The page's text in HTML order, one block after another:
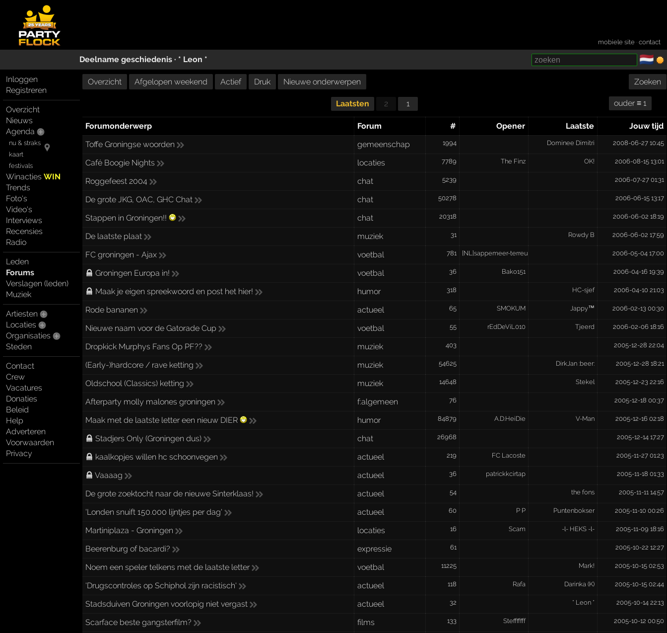
mobiele site ·contact
Deelname geschiedenis · * Leon * 🇳🇱
Inloggen
Registreren
Overzicht
Nieuws
Agenda
nu & straks
kaart
festivals
WinactiesWIN
Trends
Foto's
Video's
Interviews
Recensies
Radio
Leden
Forums
Verslagen (leden)
Muziek
Artiesten
Locaties
Organisaties
Steden
Contact
Crew
Vacatures
Donaties
Beleid
Help
Adverteren
Voorwaarden
Privacy
Overzicht Afgelopen weekend Actief Druk Nieuwe onderwerpen Zoeken
Laatsten 2 1 ouder ≡ 1
Forumonderwerp Forum # Opener Laatste
Jouw tijd
Toffe Groningse woorden
gemeenschap 1994 Dominee Dimitri 2008-06-27 10:45
Café Boogie Nights locaties 7789 The Finz OK! 2006-08-15 13:01
Roggefeest 2004 chat 5239 2006-07-27 01:31
De grote JKG, OAC, GHC Chat chat 50278 2006-06-15 13:17
Stappen in Groningen!! chat 20318 2006-06-02 18:19
De laatste plaat muziek 31 Rowdy B 2006-06-02 17:59
FC groningen - Ajax voetbal 781 [NL]sappemeer-terreur[NL] 2006-05-04 17:00
Groningen Europa in! voetbal 36 Bako151 2006-04-16 19:39
Maak je eigen spreekwoord en post het hier! humor 318 HC-sjef 2006-04-10 21:03
Rode bananen actueel 65 SMOKUM Jappy™ 2006-02-13 00:30
Nieuwe naam voor de Gatorade Cup voetbal 55 rEdDeViL010 Tjeerd 2006-02-06 18:16
Dropkick Murphys Fans Op PF?? muziek 403 2005-12-28 22:04
(Early-)hardcore / rave ketting muziek 54625 DirkJan :beer: 2005-12-28 18:21
Oldschool (Classics) ketting muziek 14648 Stekel 2005-12-23 22:16
Afterparty molly malones groningen f:algemeen 76 2005-12-18 00:37
Maak met de laatste letter een nieuw DIER humor 84879 A.D.HeiDie V-Man 2005-12-16 02:18
Stadjers Only (Groningen dus) chat 26968 2005-12-14 17:27
kaalkopjes willen hc schoonvegen actueel 219 FC Lacoste 2005-11-27 01:23
Vaaaag actueel 36 patrickkcirtap 2005-11-18 01:33
De grote zoektocht naar de nieuwe Sinterklaas! actueel 54 the fons 2005-11-11 14:57
'Londen snuift 150.000 lijntjes per dag' actueel 60 P P Puntenbokser 2005-11-10 00:26
Martiniplaza - Groningen locaties 16 Scam -l- HEKS -l- 2005-11-09 18:16
Beerenburg of bacardi? expressie 61 2005-10-22 12:27
Noem een speler telkens met de laatste letter voetbal 11225 Mark! 2005-10-15 02:53
'Drugscontroles op Schiphol zijn racistisch' actueel 118 Rafa Darinka (K) 2005-10-15 02:44
Stadsduiven Groningen voorlopig niet vergast actueel 32 * Leon * 2005-10-14 22:13
Scarface beste gangsterfilm? films 133 Stefffffff 2005-10-12 00:50